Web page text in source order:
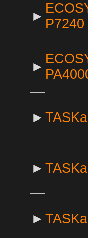
► P7240
►
►
►
►